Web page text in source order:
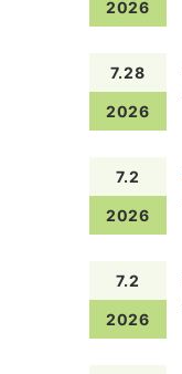
2026
7.28
2026
7.2
2026
7.2
2026